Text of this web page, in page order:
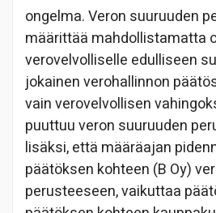
ongelma. Veron suuruuden
määrittää mahdollistamatta
verovelvolliselle edulliseen
jokainen verohallinnon
vain verovelvollisen
puuttuu veron suuruuden
lisäksi, että määräajan
päätöksen kohteen (B Oy)
perusteeseen, vaikuttaa